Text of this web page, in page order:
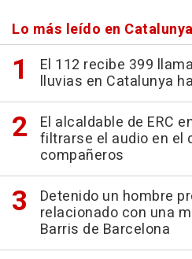
Lo más leído en Catalunya
El 112 recibe 399
lluvias en Catalunya
El alcaldable de ERC
filtrarse el audio en el
compañeros
Detenido un hombre
relacionado con una
Barris de Barcelona